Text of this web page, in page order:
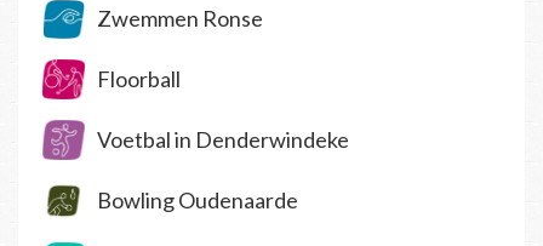
Zwemmen Ronse
Floorball
Voetbal in Denderwindeke
Bowling Oudenaarde